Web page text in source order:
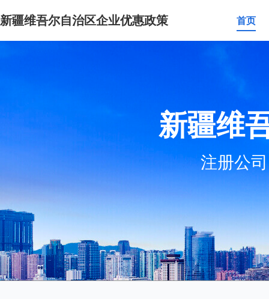
新疆维吾尔自治区企业优惠政策 首页
新疆维
注册公